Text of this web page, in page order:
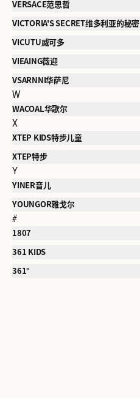
VERSACE范思哲
VICTORIA'S SECRET维多利亚的秘密
VICUTU威可多
VIEAING薇迎
VSARNNI华萨尼
W
WACOAL华歌尔
X
XTEP KIDS特步儿童
XTEP特步
Y
YINER音儿
YOUNGOR雅戈尔
#
1807
361 KIDS
361°